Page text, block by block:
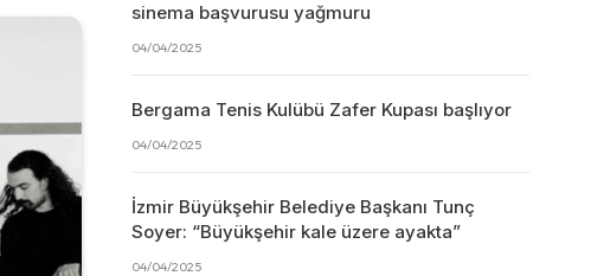
sinema başvurusu yağmuru
04/04/2025
Bergama Tenis Kulübü Zafer Kupası başlıyor
04/04/2025
İzmir Büyükşehir Belediye Başkanı Tunç
Soyer: “Büyükşehir kale üzere ayakta”
04/04/2025